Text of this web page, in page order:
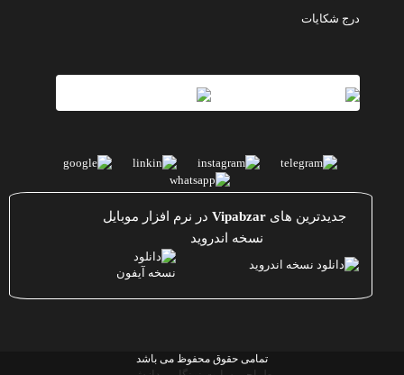
درج شکایات
جدیدترین های Vipabzar در نرم افزار موبایل
نسخه اندروید
تمامی حقوق محفوظ می باشد